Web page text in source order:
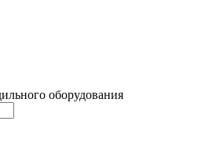
оборудования